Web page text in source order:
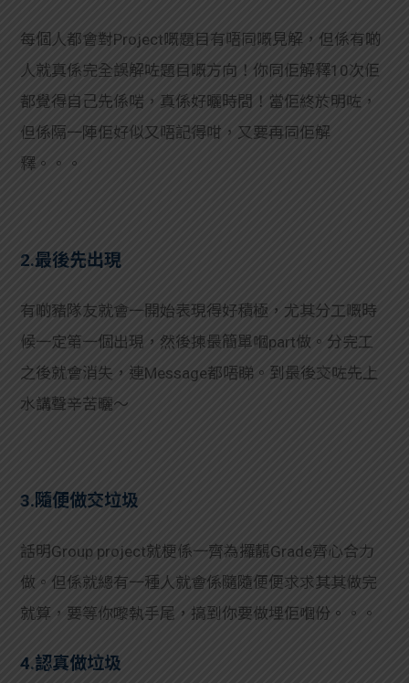
每個人都會對Project嘅題目有唔同嘅見解，但係有啲
人就真係完全誤解咗題目嘅方向！你同佢解釋10次佢
都覺得自己先係啱，真係好曬時間！當佢終於明咗，
但係隔一陣佢好似又唔記得咁，又要再同佢解
釋。。。
2.最後先出現
有啲豬隊友就會一開始表現得好積極，尤其分工嘅時
候一定第一個出現，然後揀最簡單嗰part做。分完工
之後就會消失，連Message都唔睇。到最後交咗先上
水講聲辛苦曬～
3.隨便做交垃圾
話明Group project就梗係一齊為攞靚Grade齊心合力
做。但係就總有一種人就會係隨隨便便求求其其做完
就算，要等你嚟執手尾，搞到你要做埋佢嗰份。。。
4.認真做垃圾